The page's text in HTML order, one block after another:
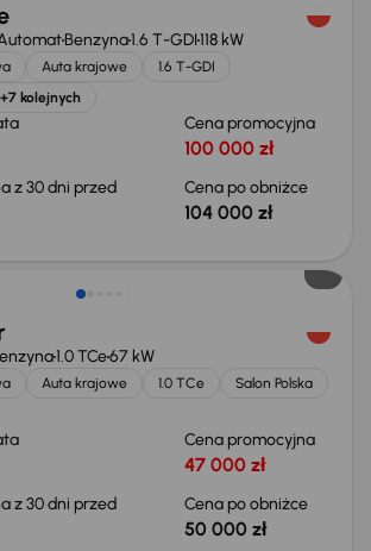
Benzyna1.6 T-GDI118 kW
Auta krajowe
1.6 T-GDI
+7 kolejnych
Cena promocyjna
100 000 zł
z 30 dni przed
Cena po obniżce
104 000 zł
1.0 TCe67 kW
Auta krajowe 1.0 TCe
Salon Polska
Cena promocyjna
47 000 zł
z 30 dni przed
Cena po obniżce
50 000 zł